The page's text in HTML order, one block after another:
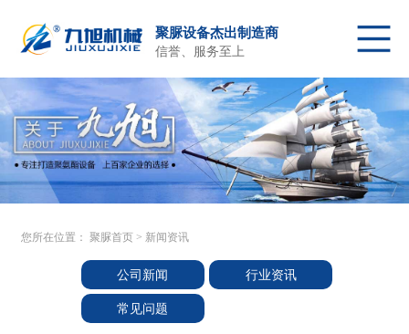
聚脲设备杰出制造商
信誉、服务至上
聚脲首页 聚脲喷涂设备 配件及原料
关于我们 产品中心 客户施工
新闻资讯 售后服务 联系我们
您所在位置： 聚脲首页> 新闻资讯
公司新闻 行业资讯
常见问题